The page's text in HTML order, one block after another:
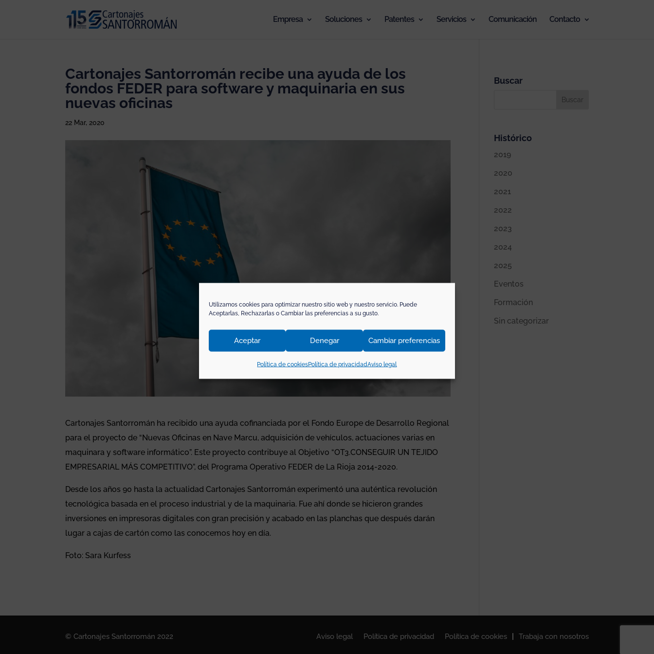
Utilizamos cookies para optimizar nuestro sitio web y nuestro servicio. Puede
Aceptarlas, Rechazarlas o Cambiar las preferencias a su gusto.
Aceptar Denegar Cambiar preferencias
Política de cookiesPolítica de privacidadAviso legal
Empresa Soluciones Patentes Servicios Comunicación Contacto
Cartonajes Santorromán recibe una ayuda de los
fondos FEDER para software y maquinaria en sus
nuevas oficinas
22 Mar, 2020
Cartonajes Santorromán ha recibido una ayuda cofinanciada por el Fondo Europe de Desarrollo Regional
para el proyecto de “Nuevas Oficinas en Nave Marcu, adquisición de vehículos, actuaciones varias en
maquinara y software informático”. Este proyecto contribuye al Objetivo “OT3.CONSEGUIR UN TEJIDO
EMPRESARIAL MÁS COMPETITIVO”, del Programa Operativo FEDER de La Rioja 2014-2020.
Desde los años 90 hasta la actualidad Cartonajes Santorromán experimentó una auténtica revolución
tecnológica basada en el proceso industrial y de la maquinaria. Fue ahí donde se hicieron grandes
inversiones en impresoras digitales con gran precisión y acabado en las planchas que después darán
lugar a cajas de cartón como las conocemos hoy en día.
Foto: Sara Kurfess
Buscar
Histórico
2019
2020
2021
2022
2023
2024
2025
Eventos
Formación
Sin categorizar
© Cartonajes Santorromán 2022 Aviso legal Política de privacidad Política de cookies Trabaja con nosotros